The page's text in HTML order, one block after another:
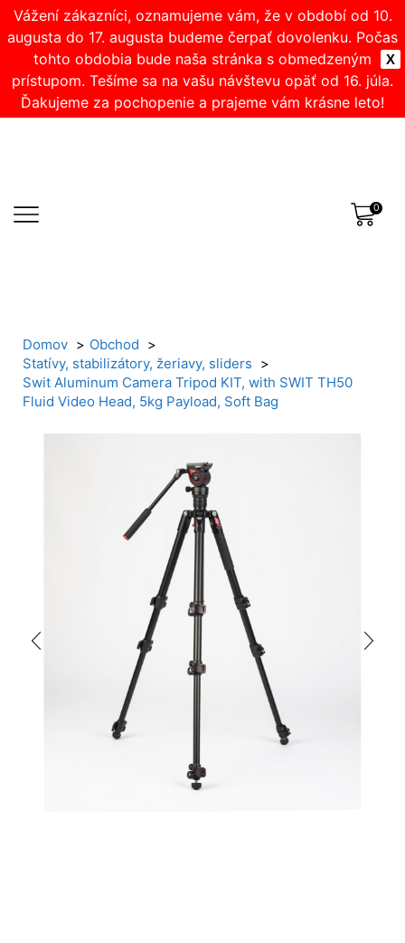
X
Vážení zákazníci, oznamujeme vám, že v období od 10.
augusta do 17. augusta budeme čerpať dovolenku. Počas
tohto obdobia bude naša stránka s obmedzeným
prístupom. Tešíme sa na vašu návštevu opäť od 16. júla.
Ďakujeme za pochopenie a prajeme vám krásne leto!
0
Domov
Obchod
Statívy, stabilizátory, žeriavy, sliders
Swit Aluminum Camera Tripod KIT, with SWIT TH50
Fluid Video Head, 5kg Payload, Soft Bag